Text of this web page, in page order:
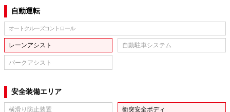
自動運転
オートクルーズコントロール
レーンアシスト 自動駐車システム
パークアシスト
安全装備エリア
横滑り防止装置 衝突安全ボディ